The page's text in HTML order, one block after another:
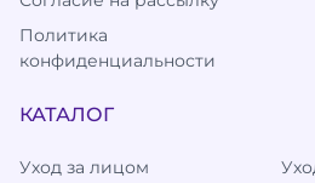
Политика
конфиденциальности
КАТАЛОГ
Уход за лицом